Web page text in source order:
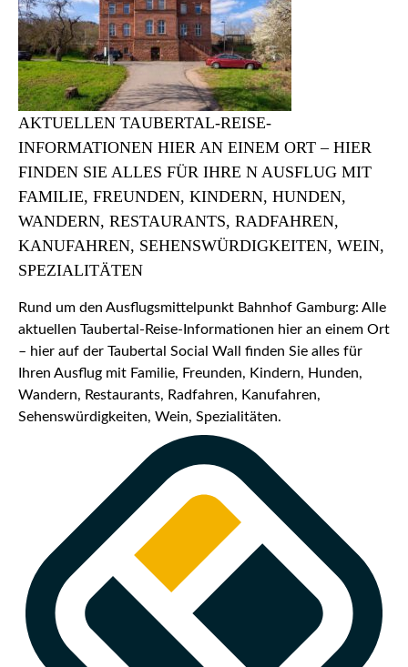
AKTUELLEN TAUBERTAL-REISE-
INFORMATIONEN HIER AN EINEM ORT – HIER
FINDEN SIE ALLES FÜR IHRE N AUSFLUG MIT
FAMILIE, FREUNDEN, KINDERN, HUNDEN,
WANDERN, RESTAURANTS, RADFAHREN,
KANUFAHREN, SEHENSWÜRDIGKEITEN, WEIN,
SPEZIALITÄTEN
Rund um den Ausflugsmittelpunkt Bahnhof Gamburg: Alle
aktuellen Taubertal-Reise-Informationen hier an einem Ort
– hier auf der Taubertal Social Wall finden Sie alles für
Ihren Ausflug mit Familie, Freunden, Kindern, Hunden,
Wandern, Restaurants, Radfahren, Kanufahren,
Sehenswürdigkeiten, Wein, Spezialitäten.